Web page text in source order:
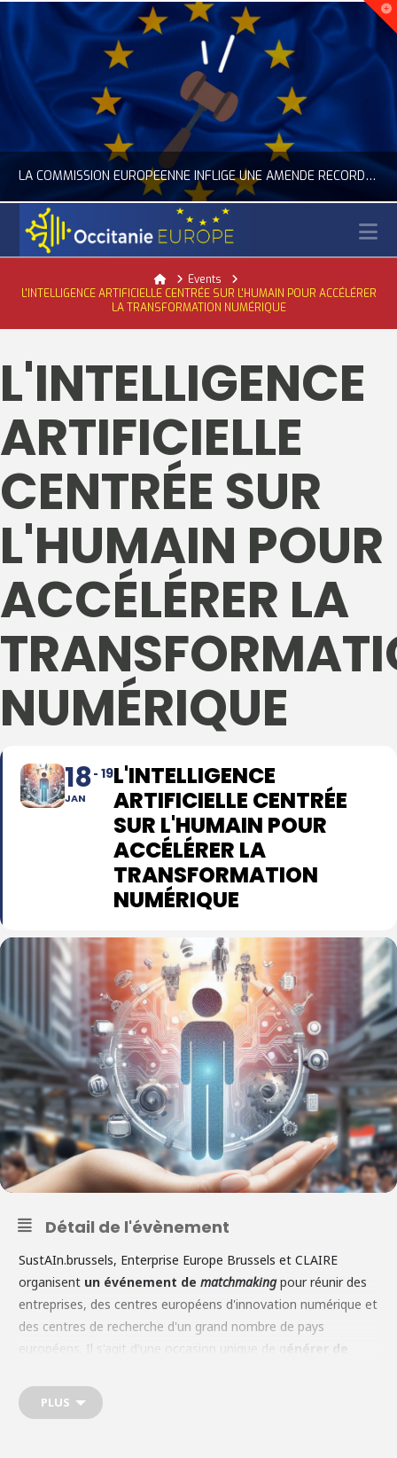
LA COMMISSION EUROPÉENNE INFLIGE UNE AMENDE RECORD À GOOGLE
ACTUALITÉ DE L'UNION EUROPÉENNE, ACTUALITÉ DE LA REPRÉSENTATION D’OCCITANIE EUROPE, NUMÉRIQUE- DIGITAL
HomeEvents
L'INTELLIGENCE ARTIFICIELLE CENTRÉE SUR L'HUMAIN POUR ACCÉLÉRER
LA TRANSFORMATION NUMÉRIQUE
L'INTELLIGENCE
ARTIFICIELLE
CENTRÉE SUR
L'HUMAIN POUR
ACCÉLÉRER LA
NUMÉRIQUE
18
JAN
19L'INTELLIGENCE
ARTIFICIELLE CENTRÉE
SUR L'HUMAIN POUR
ACCÉLÉRER LA
TRANSFORMATION
NUMÉRIQUE
Détail de l'évènement
SustAIn.brussels, Enterprise Europe Brussels et CLAIRE
organisent un événement de matchmakingpour réunir des
entreprises, des centres européens d'innovation numérique et
des centres de recherche d'un grand nombre de pays
européens. Il s'agit d'une occasion unique de g énérer de
partenaires technologiques et de R&D.
lieu à Bruxelles et en ligne les 18 et 19 janvier. Vous pouvez
PLUS